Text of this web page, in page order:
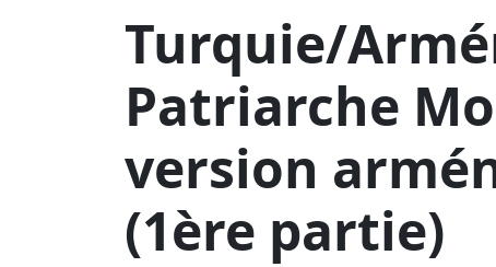
Turquie/
Patriarche
version
(1ère partie)